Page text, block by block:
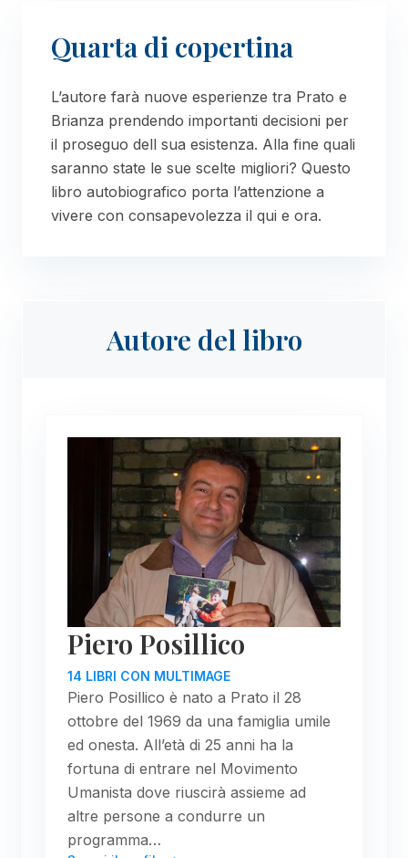
Quarta di copertina
L’autore farà nuove esperienze tra Prato e
Brianza prendendo importanti decisioni per
il proseguo dell sua esistenza. Alla fine quali
saranno state le sue scelte migliori? Questo
libro autobiografico porta l’attenzione a
vivere con consapevolezza il qui e ora.
Autore del libro
Piero Posillico
14 LIBRI CON MULTIMAGE
Piero Posillico è nato a Prato il 28
ottobre del 1969 da una famiglia umile
ed onesta. All’età di 25 anni ha la
fortuna di entrare nel Movimento
Umanista dove riuscirà assieme ad
altre persone a condurre un
programma…